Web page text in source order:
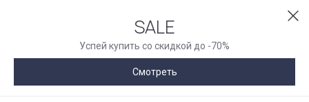
SALE
Успей купить со скидкой до -70%
Смотреть